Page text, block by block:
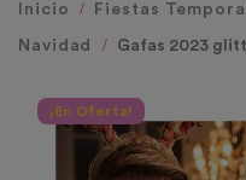
Inicio Fiestas
Navidad Gafas 2023
¡En Oferta!